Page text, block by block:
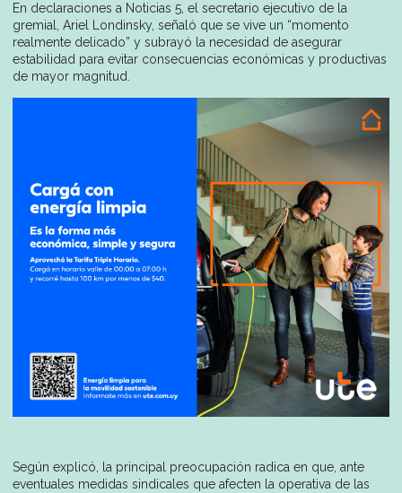
En declaraciones a Noticias 5, el secretario ejecutivo de la
gremial, Ariel Londinsky, señaló que se vive un “momento
realmente delicado” y subrayó la necesidad de asegurar
estabilidad para evitar consecuencias económicas y productivas
de mayor magnitud.
Según explicó, la principal preocupación radica en que, ante
eventuales medidas sindicales que afecten la operativa de las